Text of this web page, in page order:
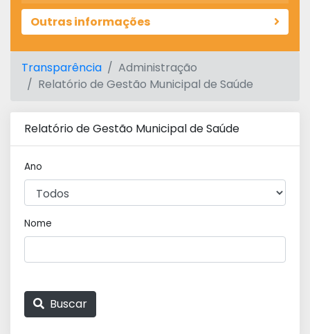
Outras informações
Transparência
Administração
Relatório de Gestão Municipal de Saúde
Relatório de Gestão Municipal de Saúde
Ano
Nome
Buscar